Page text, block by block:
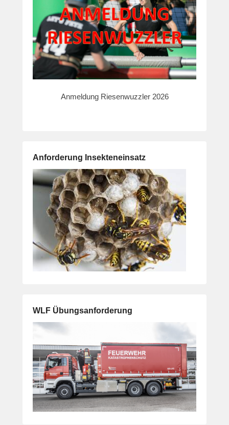
Anmeldung Riesenwuzzler 2026
Anforderung Insekteneinsatz
WLF Übungsanforderung